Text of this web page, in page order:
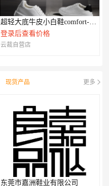
超轻大底牛皮小白鞋comfort-XL系列
登录后查看价格
云裁自营店
现货产品 更多
东莞市嘉洲鞋业有限公司